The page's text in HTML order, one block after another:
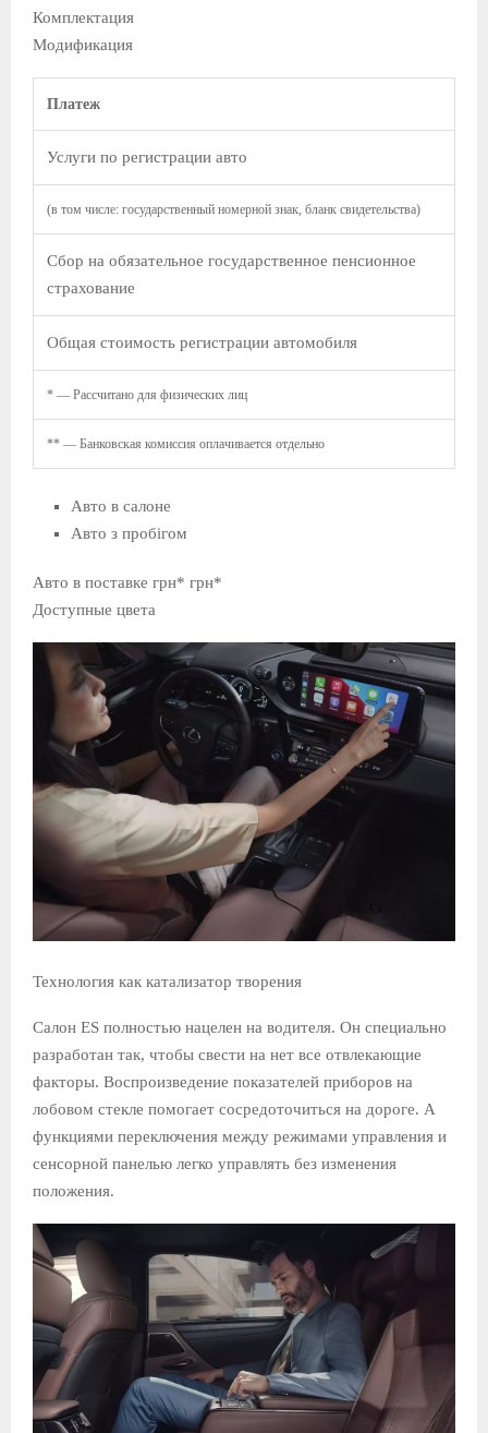
Комплектация
Модификация
Платеж
Услуги по регистрации авто
(в том числе: государственный номерной знак, бланк свидетельства)
Сбор на обязательное государственное пенсионное
страхование
Общая стоимость регистрации автомобиля
* — Рассчитано для физических лиц
** — Банковская комиссия оплачивается отдельно
Авто в салоне
Авто з пробігом
Авто в поставке грн* грн*
Доступные цвета
Технология как катализатор творения
Салон ES полностью нацелен на водителя. Он специально
разработан так, чтобы свести на нет все отвлекающие
факторы. Воспроизведение показателей приборов на
лобовом стекле помогает сосредоточиться на дороге. А
функциями переключения между режимами управления и
сенсорной панелью легко управлять без изменения
положения.